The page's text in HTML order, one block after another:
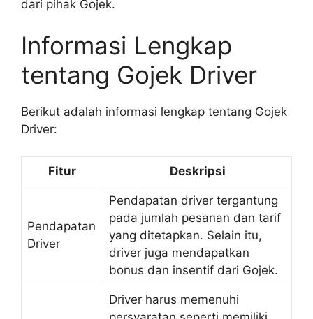
dari pihak Gojek.
Informasi Lengkap
tentang Gojek Driver
Berikut adalah informasi lengkap tentang Gojek
Driver:
Fitur Deskripsi
Pendapatan
Driver
Pendapatan driver tergantung
pada jumlah pesanan dan tarif
yang ditetapkan. Selain itu,
driver juga mendapatkan
bonus dan insentif dari Gojek.
Driver harus memenuhi